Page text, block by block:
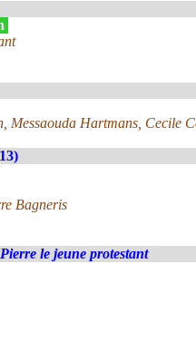
Messaouda Hartmans, Cecile
Bagneris
le jeune protestant